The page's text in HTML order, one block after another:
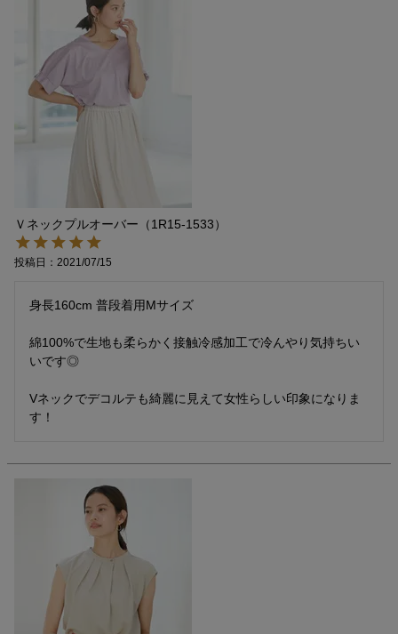
Ｖネックプルオーバー（1R15-1533）
投稿日 2021/07/15
身長160cm 普段着用Mサイズ
綿100%で生地も柔らかく接触冷感加工で冷んやり気持ちい
いです◎
Vネックでデコルテも綺麗に見えて女性らしい印象になりま
す！